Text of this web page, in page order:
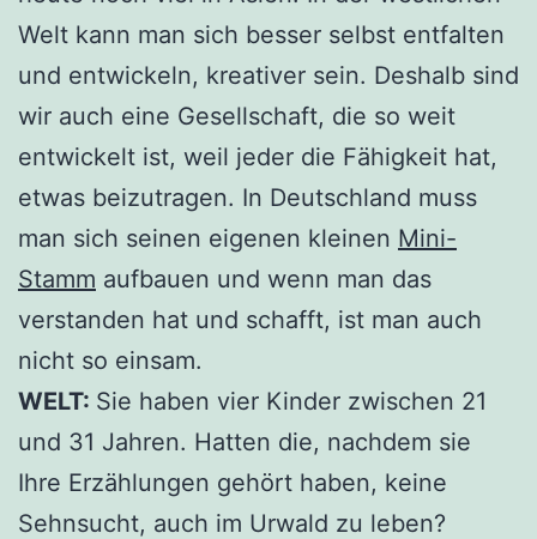
Welt kann man sich besser selbst entfalten
und entwickeln, kreativer sein. Deshalb sind
wir auch eine Gesellschaft, die so weit
entwickelt ist, weil jeder die Fähigkeit hat,
etwas beizutragen. In Deutschland muss
man sich seinen eigenen kleinen Mini-
Stamm aufbauen und wenn man das
verstanden hat und schafft, ist man auch
nicht so einsam.
WELT: Sie haben vier Kinder zwischen 21
und 31 Jahren. Hatten die, nachdem sie
Ihre Erzählungen gehört haben, keine
Sehnsucht, auch im Urwald zu leben?